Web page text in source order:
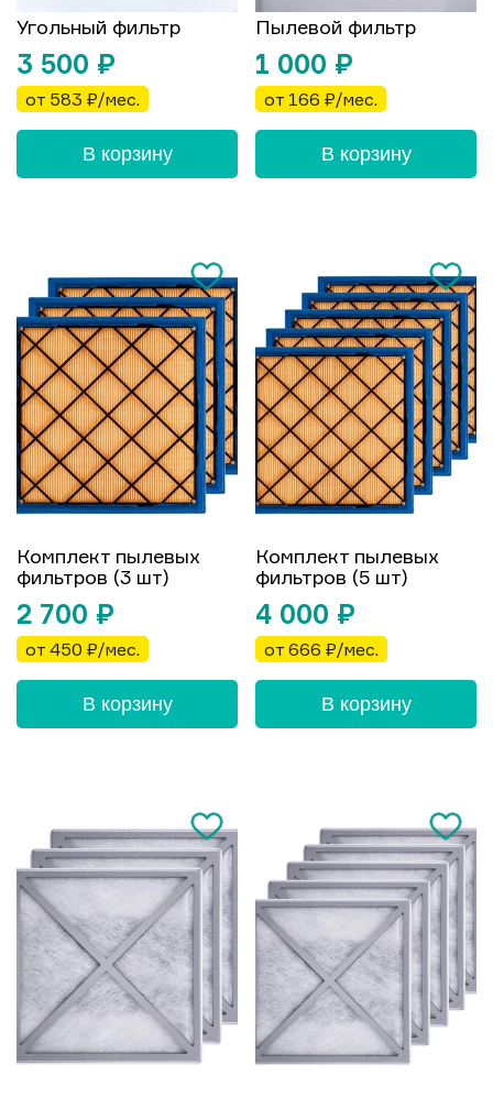
Угольный фильтр
3 500 ₽
от 583 ₽/мес.
В корзину
Пылевой фильтр
1 000 ₽
от 166 ₽/мес.
В корзину
Комплект пылевых
фильтров (3 шт)
2 700 ₽
от 450 ₽/мес.
В корзину
Комплект пылевых
фильтров (5 шт)
4 000 ₽
от 666 ₽/мес.
В корзину